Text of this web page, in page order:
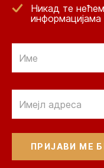
Никад те
информацијама